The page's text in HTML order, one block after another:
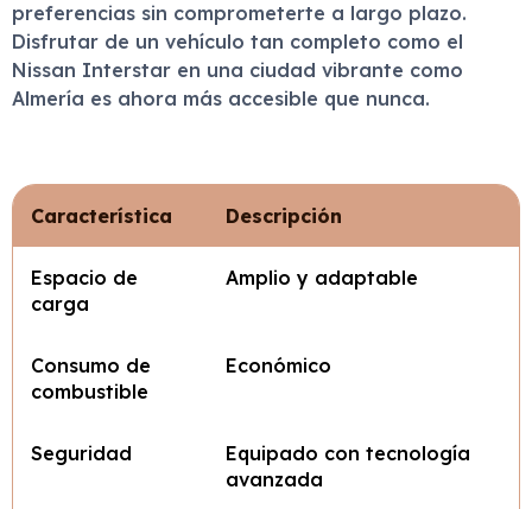
preferencias sin comprometerte a largo plazo.
Disfrutar de un vehículo tan completo como el
Nissan Interstar en una ciudad vibrante como
Almería es ahora más accesible que nunca.
Característica Descripción
Espacio de
carga
Amplio y adaptable
Consumo de
combustible
Económico
Seguridad
Equipado con tecnología
avanzada